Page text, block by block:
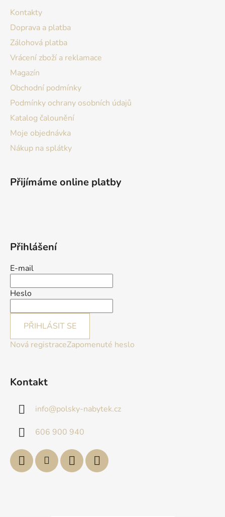
Kontakty
Doprava a platba
Zálohová platba
Vrácení zboží a reklamace
Magazín
Obchodní podmínky
Podmínky ochrany osobních údajů
Katalog čalounění
Moje objednávka
Nákup na splátky
Přijímáme online platby
Přihlášení
E-mail
Heslo
PŘIHLÁSIT SE
Nová registraceZapomenuté heslo
Kontakt
info@polsky-nabytek.cz
606 900 940